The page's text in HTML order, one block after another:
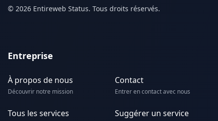
© 2026 Entireweb Status. Tous droits réservés.
Entreprise
À propos de nous
Découvrir notre mission
Contact
Entrer en contact avec nous
Tous les services Suggérer un service